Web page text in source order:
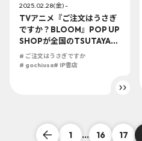
2025.02.28(金) -
TVアニメ『ご注文はうさぎ
ですか？BLOOM』POP UP
SHOPが全国のTSUTAYAに
て2025年2月28日(金)より
開催決定！！
# ご注文はうさぎですか
# gochiusa# IP書店
1 ... 16 17